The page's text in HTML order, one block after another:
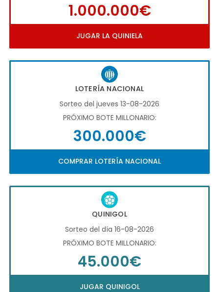
1.000.000€
JUGAR LA QUINIELA
LOTERÍA NACIONAL
Sorteo del jueves 13-08-2026
PRÓXIMO BOTE MILLONARIO:
300.000€
COMPRAR LOTERÍA NACIONAL
QUINIGOL
Sorteo del día 16-08-2026
PRÓXIMO BOTE MILLONARIO:
45.000€
JUGAR QUINIGOL